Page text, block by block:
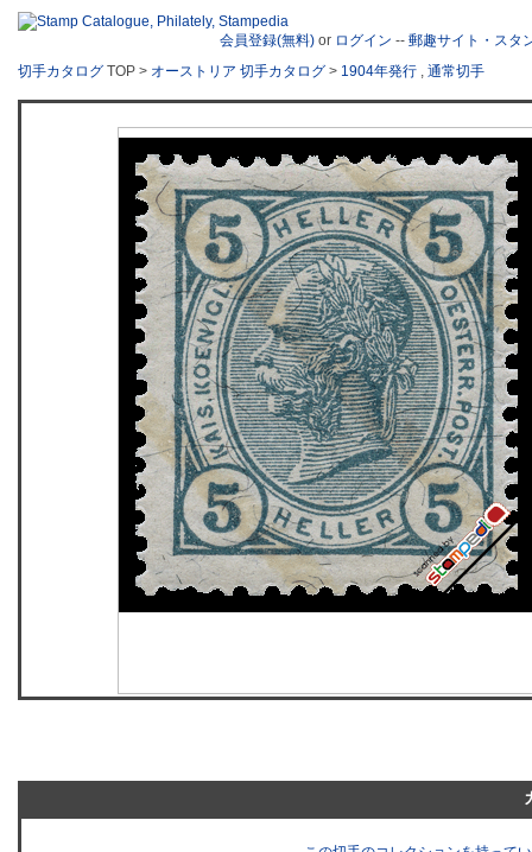
会員登録(無料) or ログイン -- 郵趣サイト・スタ
切手カタログ TOP > オーストリア 切手カタログ > 1904年発行 , 通常切手